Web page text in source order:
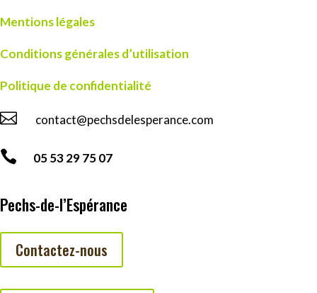
Mentions légales
Conditions générales d’utilisation
Politique de confidentialité
 contact@pechsdelesperance.com
 05 53 29 75 07
Pechs-de-l’Espérance
Contactez-nous